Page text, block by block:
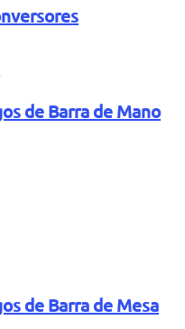
de Barra de Mano
de Barra de Mesa